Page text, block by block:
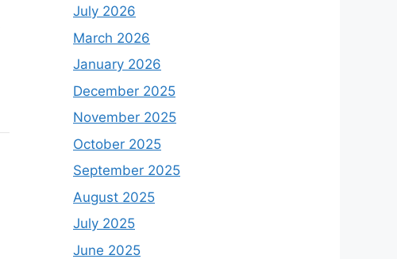
July 2026
March 2026
January 2026
December 2025
November 2025
October 2025
September 2025
August 2025
July 2025
June 2025